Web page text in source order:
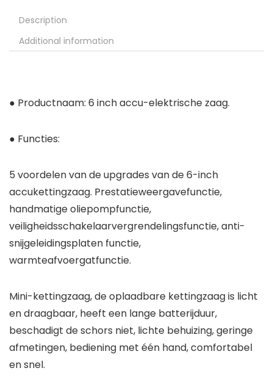
Description
Additional information
● Productnaam: 6 inch accu-elektrische zaag.
● Functies:
5 voordelen van de upgrades van de 6-inch
accukettingzaag. Prestatieweergavefunctie,
handmatige oliepompfunctie,
veiligheidsschakelaarvergrendelingsfunctie, anti-
snijgeleidingsplaten functie,
warmteafvoergatfunctie.
Mini-kettingzaag, de oplaadbare kettingzaag is licht
en draagbaar, heeft een lange batterijduur,
beschadigt de schors niet, lichte behuizing, geringe
afmetingen, bediening met één hand, comfortabel
en snel.